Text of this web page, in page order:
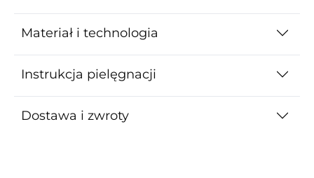
Materiał i technologia
Instrukcja pielęgnacji
Dostawa i zwroty